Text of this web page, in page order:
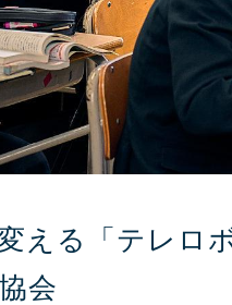
える「テレロ
会